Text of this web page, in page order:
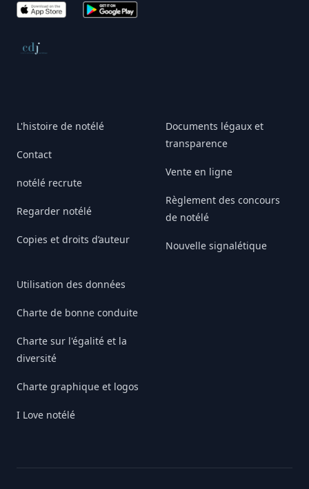
App Store Google Play
Conseil de déontologie journalistique
L'histoire de notélé
Contact
notélé recrute
Regarder notélé
Copies et droits d’auteur
Utilisation des données
Charte de bonne conduite
Charte sur l'égalité et la
diversité
Charte graphique et logos
I Love notélé
Documents légaux et
transparence
Vente en ligne
Règlement des concours
de notélé
Nouvelle signalétique